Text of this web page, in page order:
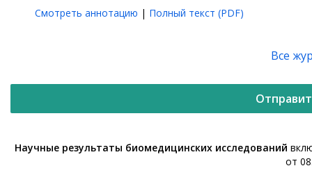
Смотреть аннотацию | Полный текст (PDF)
Все
Научные результаты биомедицинских исследований
от